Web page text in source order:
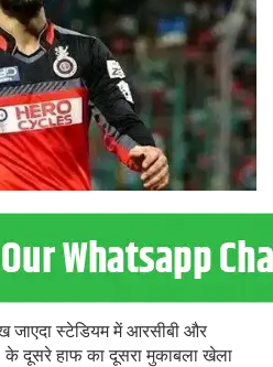
जाएदा स्टेडियम में आरसीबी और
हाफ का दूसरा मुकाबला खेला